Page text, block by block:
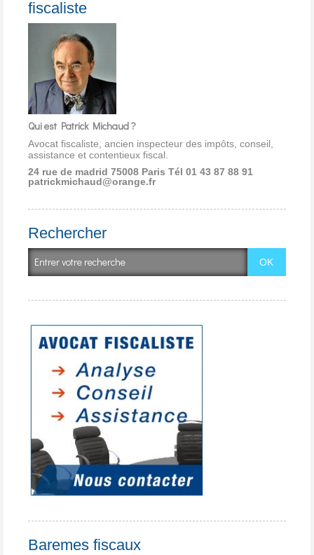
fiscaliste
Qui est Patrick Michaud ?
Avocat fiscaliste, ancien inspecteur des impôts, conseil,
assistance et contentieux fiscal.
24 rue de madrid 75008 Paris Tél 01 43 87 88 91
patrickmichaud@orange.fr
Rechercher
Baremes fiscaux